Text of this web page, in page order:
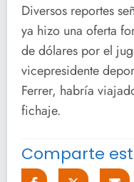
Diversos reportes
ya hizo una oferta
de dólares por el
vicepresidente
Ferrer, habría
fichaje.
Comparte